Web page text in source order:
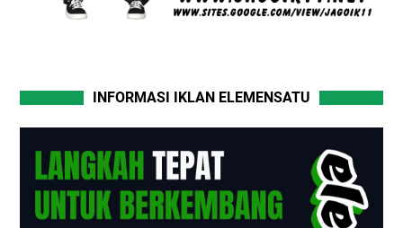
INFORMASI IKLAN ELEMENSATU